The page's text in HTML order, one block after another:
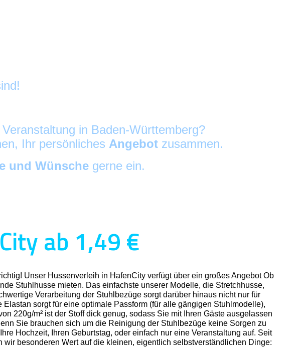
in Baden-Württemberg?
Ihr persönliches Angebot zusammen.
und Wünsche gerne ein.
ab 1,49 €
Unser Hussenverleih in HafenCity verfügt über ein großes Angebot Ob
Stuhlhusse mieten. Das einfachste unserer Modelle, die Stretchhusse,
Verarbeitung der Stuhlbezüge sorgt darüber hinaus nicht nur für
sorgt für eine optimale Passform (für alle gängigen Stuhlmodelle),
220g/m² ist der Stoff dick genug, sodass Sie mit Ihren Gäste ausgelassen
Sie brauchen sich um die Reinigung der Stuhlbezüge keine Sorgen zu
Hochzeit, Ihren Geburtstag, oder einfach nur eine Veranstaltung auf. Seit
besonderen Wert auf die kleinen, eigentlich selbstverständlichen Dinge: